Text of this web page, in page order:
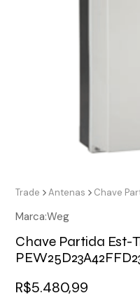
Trade Antenas
Marca:Weg
Chave Partida Est-
R$5.480,99